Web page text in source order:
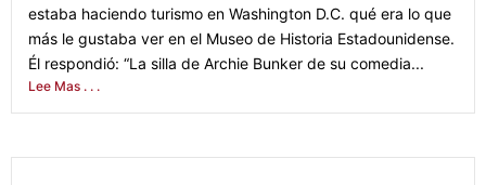
estaba haciendo turismo en Washington D.C. qué era lo que
más le gustaba ver en el Museo de Historia Estadounidense.
Él respondió: “La silla de Archie Bunker de su comedia...
Lee Mas . . .